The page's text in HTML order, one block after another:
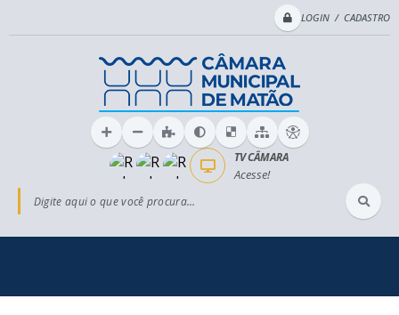
LOGIN / CADASTRO
Digite aqui o que você procura...
TV CÂMARA
Acesse!